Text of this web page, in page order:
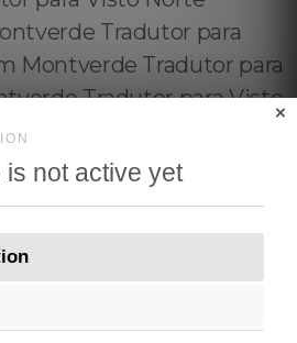
not active yet
×